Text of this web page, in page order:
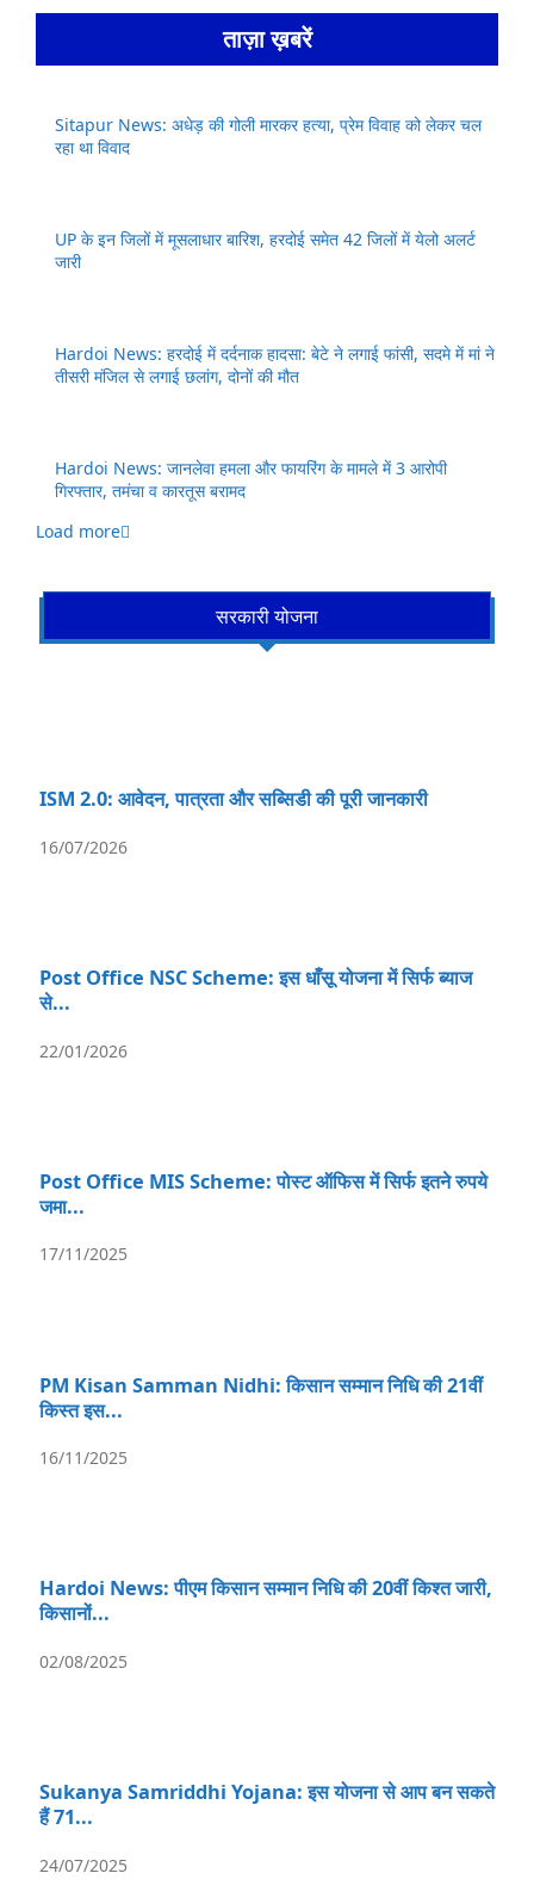
ताज़ा ख़बरें
Sitapur News: अधेड़ की गोली मारकर हत्या, प्रेम विवाह को लेकर चल
रहा था विवाद
UP के इन जिलों में मूसलाधार बारिश, हरदोई समेत 42 जिलों में येलो अलर्ट
जारी
Hardoi News: हरदोई में दर्दनाक हादसा: बेटे ने लगाई फांसी, सदमे में मां ने
तीसरी मंजिल से लगाई छलांग, दोनों की मौत
Hardoi News: जानलेवा हमला और फायरिंग के मामले में 3 आरोपी
गिरफ्तार, तमंचा व कारतूस बरामद
Load more
सरकारी योजना
ISM 2.0: आवेदन, पात्रता और सब्सिडी की पूरी जानकारी
16/07/2026
Post Office NSC Scheme: इस धाँसू योजना में सिर्फ ब्याज
से...
22/01/2026
Post Office MIS Scheme: पोस्ट ऑफिस में सिर्फ इतने रुपये
जमा...
17/11/2025
PM Kisan Samman Nidhi: किसान सम्मान निधि की 21वीं
किस्त इस...
16/11/2025
Hardoi News: पीएम किसान सम्मान निधि की 20वीं किश्त जारी,
किसानों...
02/08/2025
Sukanya Samriddhi Yojana: इस योजना से आप बन सकते
हैं 71...
24/07/2025